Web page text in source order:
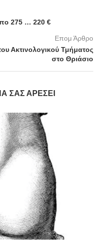
275 … 220 €
Επομ Άρθρο
Ακτινολογικού Τμήματος
στο Θριάσιο
ΣΑΣ ΑΡΈΣΕΙ